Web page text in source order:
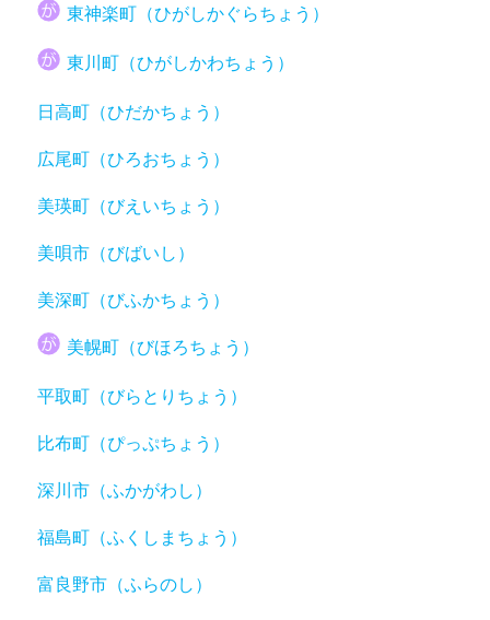
東神楽町（ひがしかぐらちょう）
東川町（ひがしかわちょう）
日高町（ひだかちょう）
広尾町（ひろおちょう）
美瑛町（びえいちょう）
美唄市（びばいし）
美深町（びふかちょう）
美幌町（びほろちょう）
平取町（びらとりちょう）
比布町（ぴっぷちょう）
深川市（ふかがわし）
福島町（ふくしまちょう）
富良野市（ふらのし）